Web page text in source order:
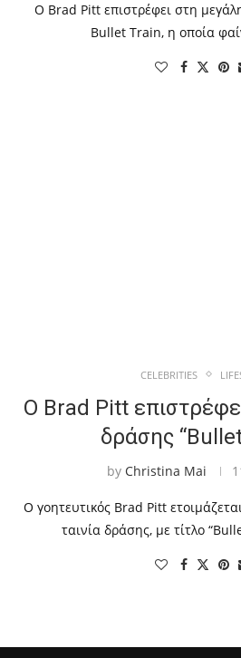
Ο Brad Pitt επιστρέφει στη
Bullet Train, η οποία
CELEBRITIES
Ο Brad Pitt
δράσης
by Christina Mai
Ο γοητευτικός Brad Pitt
ταινία δράσης, με τίτλο